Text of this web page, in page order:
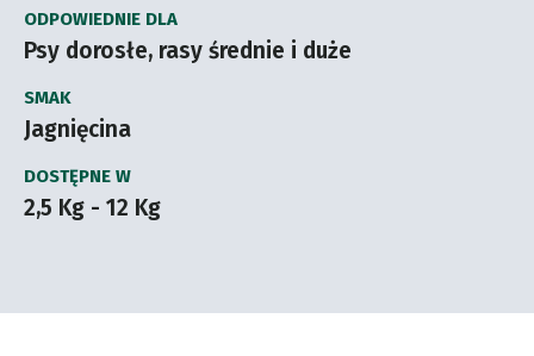
ODPOWIEDNIE DLA
Psy dorosłe, rasy średnie i duże
SMAK
Jagnięcina
DOSTĘPNE W
2,5 Kg - 12 Kg